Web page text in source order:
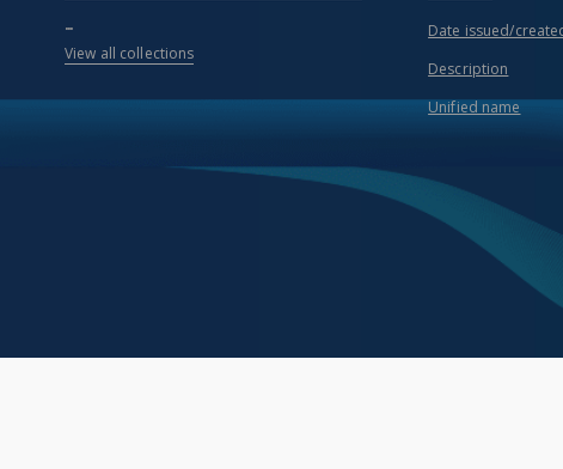
...
View all collections
Date issued/
Description
Unified name